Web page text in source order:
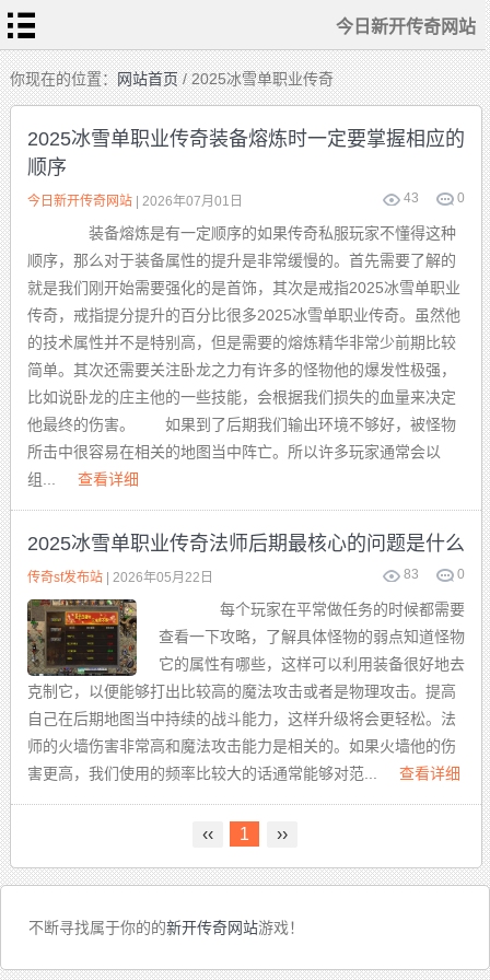
今日新开传奇网站
首
页
今
日
新
开
传
奇
网
站
热
血
传
奇
私
服
传
奇
sf
发
布
站
新
开
合
击
传
奇
你现在的位置：网站首页/ 2025冰雪单职业传奇
2025冰雪单职业传奇装备熔炼时一定要掌握相应的
顺序
43 0
今日新开传奇网站 | 2026年07月01日
装备熔炼是有一定顺序的如果传奇私服玩家不懂得这种
顺序，那么对于装备属性的提升是非常缓慢的。首先需要了解的
就是我们刚开始需要强化的是首饰，其次是戒指2025冰雪单职业
传奇，戒指提分提升的百分比很多2025冰雪单职业传奇。虽然他
的技术属性并不是特别高，但是需要的熔炼精华非常少前期比较
简单。其次还需要关注卧龙之力有许多的怪物他的爆发性极强，
比如说卧龙的庄主他的一些技能，会根据我们损失的血量来决定
他最终的伤害。 如果到了后期我们输出环境不够好，被怪物
所击中很容易在相关的地图当中阵亡。所以许多玩家通常会以
组...
查看详细
2025冰雪单职业传奇法师后期最核心的问题是什么
83 0
传奇sf发布站 | 2026年05月22日
每个玩家在平常做任务的时候都需要
查看一下攻略，了解具体怪物的弱点知道怪物
它的属性有哪些，这样可以利用装备很好地去
克制它，以便能够打出比较高的魔法攻击或者是物理攻击。提高
自己在后期地图当中持续的战斗能力，这样升级将会更轻松。法
师的火墙伤害非常高和魔法攻击能力是相关的。如果火墙他的伤
害更高，我们使用的频率比较大的话通常能够对范...
查看详细
‹‹ 1 ››
不断寻找属于你的的新开传奇网站游戏！